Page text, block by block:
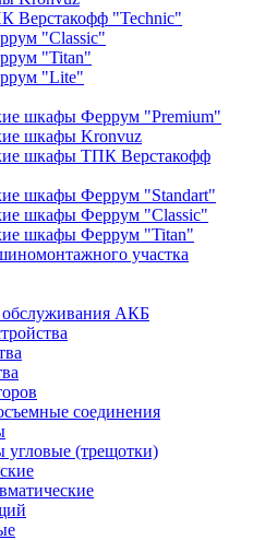
Верстакофф "Technic"
"Classic"
"Titan"
"Lite"
шкафы Феррум "Premium"
шкафы Kronvuz
шкафы ТПК Верстакофф
шкафы Феррум "Standart"
шкафы Феррум "Classic"
шкафы Феррум "Titan"
участка
обслуживания АКБ
соединения
угловые (трещотки)